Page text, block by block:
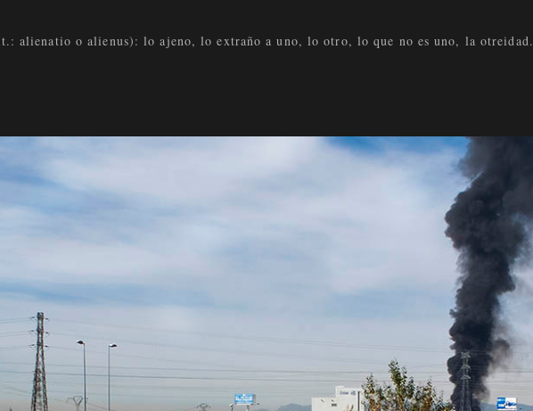
alienatio o alienus): lo ajeno, lo extraño a uno, lo otro, lo que no es uno, la otreidad.